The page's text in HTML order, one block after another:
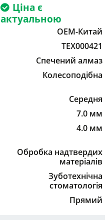
Ціна є
актуальною
OEM-Китай
TEX000421
Спечений алмаз
Колесоподібна
Середня
7.0 мм
4.0 мм
Обробка надтвердих
матеріалів
Зуботехнічна
стоматологія
Прямий